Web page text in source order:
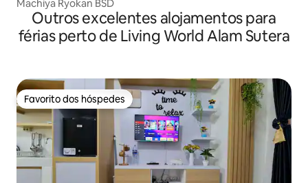
Machiya Ryokan BSD
Outros excelentes alojamentos para
férias perto de Living World Alam Sutera
Favorito dos hóspedes
Favorito dos hóspedes